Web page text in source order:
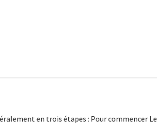
en trois étapes : Pour commencer Le